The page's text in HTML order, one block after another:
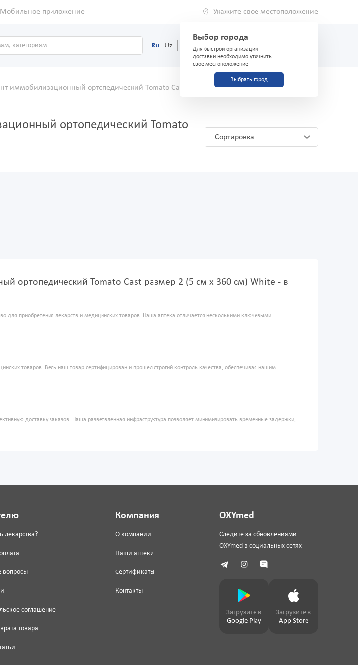
Мобильное приложение Укажите свое местоположение
Выбор города
Для быстрой организации
доставки необходимо уточнить
свое местоположение
Выбрать город
Ru Uz (71) 200-03-03
иммобилизационный ортопедический Tomato Cast размер 2 (5 см х 360 см) White
ортопедический Tomato
Сортировка
ортопедический Tomato Cast размер 2 (5 см х 360 см) White - в
для приобретения лекарств и медицинских товаров. Наша аптека отличается несколькими ключевыми
товаров. Весь наш товар сертифицирован и прошел строгий контроль качества, обеспечивая нашим
доставку заказов. Наша разветвленная инфраструктура позволяет минимизировать временные задержки,
лекарства?
вопросы
соглашение
товара
Компания
О компании
Наши аптеки
Сертификаты
Контакты
OXYmed
Следите за обновлениями
OXYmed в социальных сетях
Загрузите в
Google Play
Загрузите в
App Store